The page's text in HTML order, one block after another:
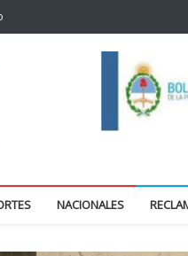
NACIONALES